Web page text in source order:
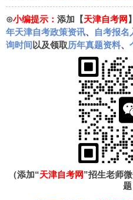
⊙小编提示： 添加【天津自考网
年天津自考政策资讯、 自考报名
询时间 以及领取历年真题资料、
（添加“天津自考网”招生老师
题